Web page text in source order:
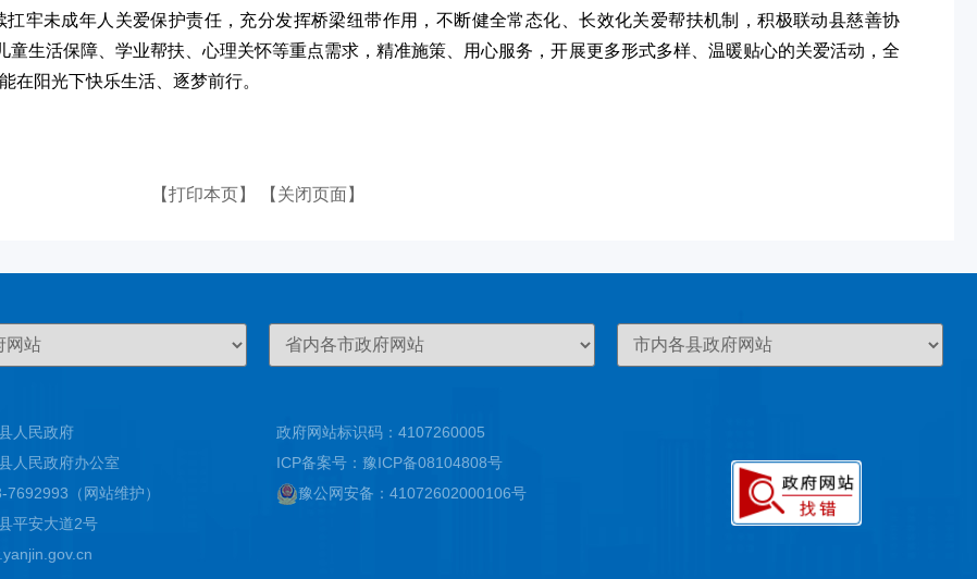
牢未成年人关爱保护责任，充分发挥桥梁纽带作用，不断健全常态化、长效化关爱帮扶机制，积极联动县慈善协
童生活保障、学业帮扶、心理关怀等重点需求，精准施策、用心服务，开展更多形式多样、温暖贴心的关爱活动，全
在阳光下快乐生活、逐梦前行。
【打印本页】 【关闭页面】
人民政府
人民政府办公室
7692993（网站维护）
平安大道2号
政府网站标识码：4107260005
ICP备案号： 豫ICP备08104808号
豫公网安备： 41072602000106号